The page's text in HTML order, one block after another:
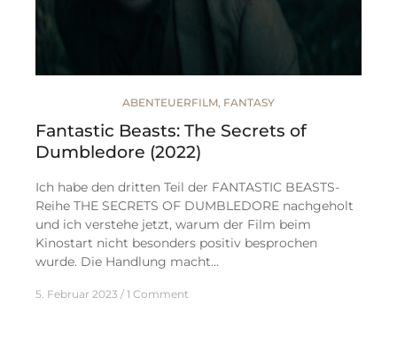
ABENTEUERFILM, FANTASY
Fantastic Beasts: The Secrets of
Dumbledore (2022)
Ich habe den dritten Teil der FANTASTIC BEASTS-
Reihe THE SECRETS OF DUMBLEDORE nachgeholt
und ich verstehe jetzt, warum der Film beim
Kinostart nicht besonders positiv besprochen
wurde. Die Handlung macht…
5. Februar 2023 1 Comment